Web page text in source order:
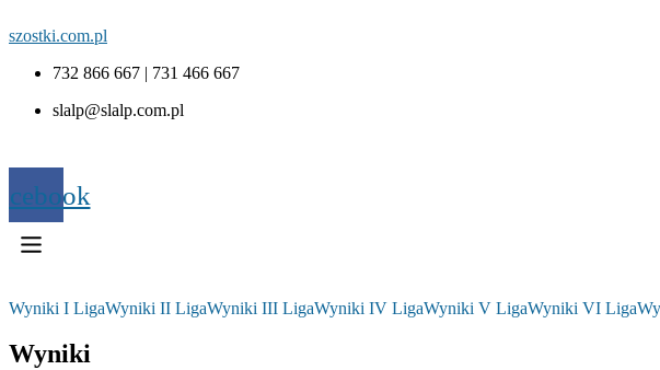
szostki.com.pl
732 866 667 | 731 466 667
slalp@slalp.com.pl
Wyniki I LigaWyniki II LigaWyniki III LigaWyniki IV LigaWyniki V LigaWyniki VI Liga
Wyniki